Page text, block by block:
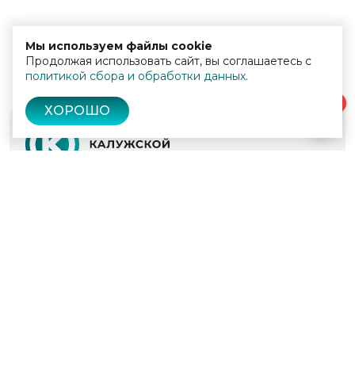
Мы используем файлы cookie
Продолжая использовать сайт, вы соглашаетесь с
политикой сбора и обработки данных.
ХОРОШО